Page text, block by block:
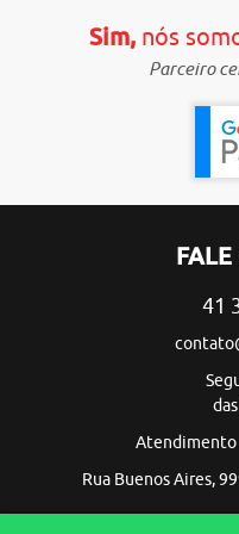
Sim,nós
Parceiro
41
Atendimento
Rua Buenos Aires,